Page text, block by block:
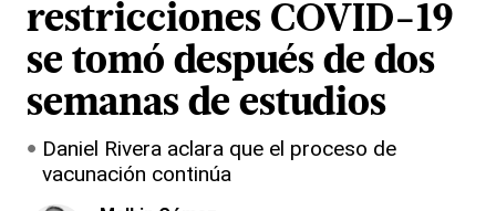
restricciones COVID-19
se tomó después de dos
semanas de estudios
Daniel Rivera aclara que el proceso de
vacunación continúa